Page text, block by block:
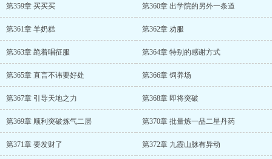
第359章 买买买 第360章 出学院的另外一条道
第361章 羊奶糕 第362章 劝服
第363章 跪着唱征服 第364章 特别的感谢方式
第365章 直言不讳要好处 第366章 饲养场
第367章 引导天地之力 第368章 即将突破
第369章 顺利突破炼气二层 第370章 批量炼一品二星丹药
第371章 要发财了 第372章 九霞山脉有异动